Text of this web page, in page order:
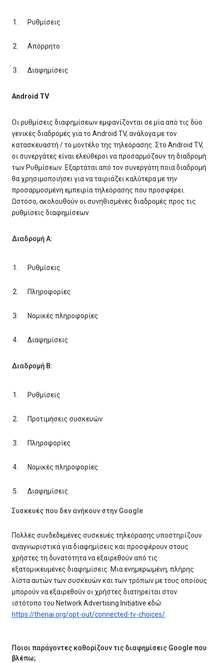
Ρυθμίσεις
Απόρρητο
Διαφημίσεις
Android TV
Οι ρυθμίσεις διαφημίσεων εμφανίζονται σε μία από τις δύο
γενικές διαδρομές για το Android TV, ανάλογα με τον
κατασκευαστή / το μοντέλο της τηλεόρασης. Στο Android TV,
οι συνεργάτες είναι ελεύθεροι να προσαρμόζουν τη διαδρομή
των Ρυθμίσεων. Εξαρτάται από τον συνεργάτη ποια διαδρομή
θα χρησιμοποιήσει για να ταιριάζει καλύτερα με την
προσαρμοσμένη εμπειρία τηλεόρασης που προσφέρει.
Ωστόσο, ακολουθούν οι συνηθισμένες διαδρομές προς τις
ρυθμίσεις διαφημίσεων.
Διαδρομή A:
Ρυθμίσεις
Πληροφορίες
Νομικές πληροφορίες
Διαφημίσεις
Διαδρομή Β:
Ρυθμίσεις
Προτιμήσεις συσκευών
Πληροφορίες
Νομικές πληροφορίες
Διαφημίσεις
Συσκευές που δεν ανήκουν στην Google
Πολλές συνδεδεμένες συσκευές τηλεόρασης υποστηρίζουν
αναγνωριστικά για διαφημίσεις και προσφέρουν στους
χρήστες τη δυνατότητα να εξαιρεθούν από τις
εξατομικευμένες διαφημίσεις. Μια ενημερωμένη, πλήρης
λίστα αυτών των συσκευών και των τρόπων με τους οποίους
μπορούν να εξαιρεθούν οι χρήστες διατηρείται στον
ιστότοπο του Network Advertising Initiative εδώ:
https://thenai.org/opt-out/connected-tv-choices/.
Ποιοι παράγοντες καθορίζουν τις διαφημίσεις Google που
βλέπω;